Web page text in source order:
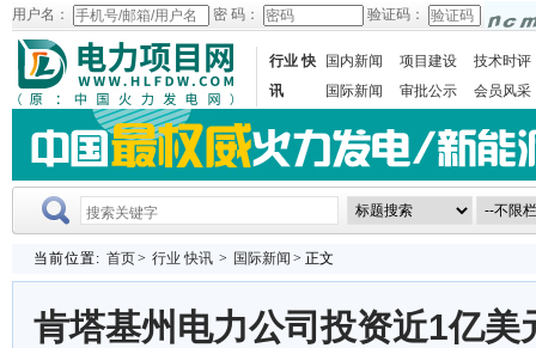
用户名： 密 码： 验证码：
行业 快
讯
国内新闻 项目建设
技术时评
国际新闻
审批公示 会员风采
当前位置: 首页> 行业 快讯 > 国际新闻 > 正文
肯塔基州电力公司投资近1亿美